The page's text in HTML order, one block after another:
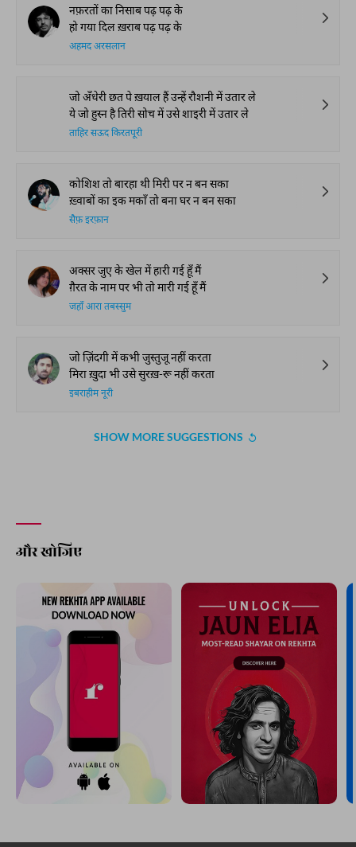
नफ़रतों का निसाब पढ़ पढ़ के
हो गया दिल ख़राब पढ़ पढ़ के
अहमद अरसलान
जो अँधेरी छत पे ख़याल हैं उन्हें रौशनी में उतार ले
ये जो हुस्न है तिरी सोच में उसे शाइरी में उतार ले
ताहिर सऊद किरतपूरी
कोशिश तो बारहा थी मिरी पर न बन सका
ख़्वाबों का इक मकाँ तो बना घर न बन सका
सैफ़ इरफ़ान
अक्सर जुए के खेल में हारी गई हूँ मैं
ग़ैरत के नाम पर भी तो मारी गई हूँ मैं
जहाँ आरा तबस्सुम
जो ज़िंदगी में कभी जुस्तुजू नहीं करता
मिरा ख़ुदा भी उसे सुरख़-रू नहीं करता
इबराहीम नूरी
SHOW MORE SUGGESTIONS
और खोजिए